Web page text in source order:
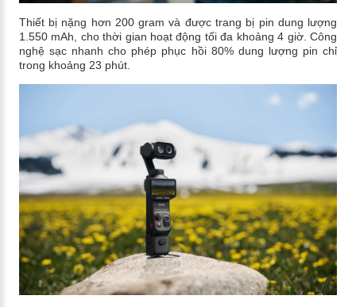
Thiết bị nặng hơn 200 gram và được trang bị pin dung lượng
1.550 mAh, cho thời gian hoạt động tối đa khoảng 4 giờ. Công
nghệ sạc nhanh cho phép phục hồi 80% dung lượng pin chỉ
trong khoảng 23 phút.